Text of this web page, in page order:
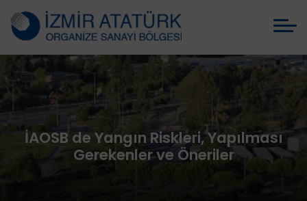
İAOSB de Yangın Riskleri, Yapılması
Gerekenler ve Öneriler